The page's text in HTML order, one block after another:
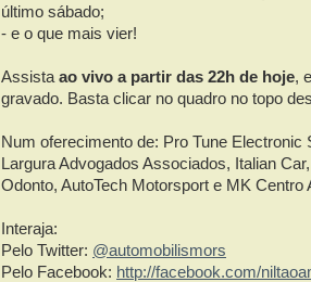
último sábado;
- e o que mais vier!
Assista ao vivo a partir das 22h de hoje,
gravado. Basta clicar no quadro no topo
Num oferecimento de: Pro Tune Electronic
Largura Advogados Associados, Italian
Odonto, AutoTech Motorsport e MK Centro
Interaja:
Pelo Twitter: @automobilismors
Pelo Facebook: http://facebook.com/